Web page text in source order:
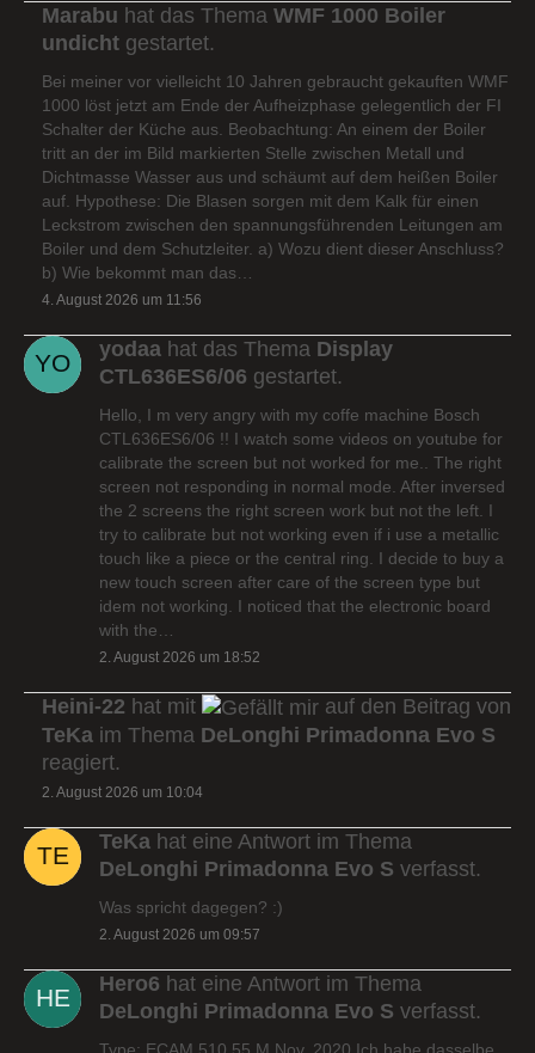
Marabu hat das Thema WMF 1000 Boiler
undicht gestartet.
Bei meiner vor vielleicht 10 Jahren gebraucht gekauften WMF
1000 löst jetzt am Ende der Aufheizphase gelegentlich der FI
Schalter der Küche aus. Beobachtung: An einem der Boiler
tritt an der im Bild markierten Stelle zwischen Metall und
Dichtmasse Wasser aus und schäumt auf dem heißen Boiler
auf. Hypothese: Die Blasen sorgen mit dem Kalk für einen
Leckstrom zwischen den spannungsführenden Leitungen am
Boiler und dem Schutzleiter. a) Wozu dient dieser Anschluss?
b) Wie bekommt man das…
4. August 2026 um 11:56
yodaa hat das Thema Display
CTL636ES6/06 gestartet.
Hello, I m very angry with my coffe machine Bosch
CTL636ES6/06 !! I watch some videos on youtube for
calibrate the screen but not worked for me.. The right
screen not responding in normal mode. After inversed
the 2 screens the right screen work but not the left. I
try to calibrate but not working even if i use a metallic
touch like a piece or the central ring. I decide to buy a
new touch screen after care of the screen type but
idem not working. I noticed that the electronic board
with the…
2. August 2026 um 18:52
Heini-22 hat mit
auf den Beitrag von
TeKa im Thema DeLonghi Primadonna Evo S
reagiert.
2. August 2026 um 10:04
TeKa hat eine Antwort im Thema
DeLonghi Primadonna Evo S verfasst.
Was spricht dagegen? :)
2. August 2026 um 09:57
Hero6 hat eine Antwort im Thema
DeLonghi Primadonna Evo S verfasst.
Type: ECAM 510.55.M Nov. 2020 Ich habe dasselbe